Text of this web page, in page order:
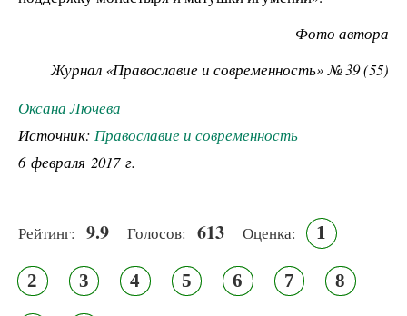
Фото автора
Журнал «Православие и современность» № 39 (55)
Оксана Лючева
Источник: Православие и современность
6 февраля 2017 г.
Рейтинг: 9.9 Голосов: 613 Оценка: 1
2 3 4 5 6 7 8